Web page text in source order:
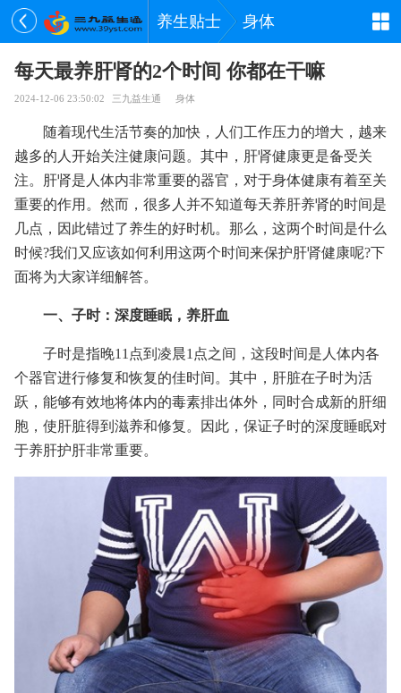
养生贴士 身体
每天最养肝肾的2个时间 你都在干嘛
2024-12-06 23:50:02 三九益生通 身体
随着现代生活节奏的加快，人们工作压力的增大，越来
越多的人开始关注健康问题。其中，肝肾健康更是备受关
注。肝肾是人体内非常重要的器官，对于身体健康有着至关
重要的作用。然而，很多人并不知道每天养肝养肾的时间是
几点，因此错过了养生的好时机。那么，这两个时间是什么
时候?我们又应该如何利用这两个时间来保护肝肾健康呢?下
面将为大家详细解答。
一、子时：深度睡眠，养肝血
子时是指晚11点到凌晨1点之间，这段时间是人体内各
个器官进行修复和恢复的佳时间。其中，肝脏在子时为活
跃，能够有效地将体内的毒素排出体外，同时合成新的肝细
胞，使肝脏得到滋养和修复。因此，保证子时的深度睡眠对
于养肝护肝非常重要。